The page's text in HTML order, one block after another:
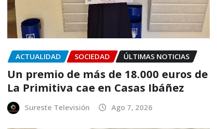
ACTUALIDAD SOCIEDAD ÚLTIMAS NOTICIAS
Un premio de más de 18.000 euros de
La Primitiva cae en Casas Ibáñez
Sureste Televisión Ago 7, 2026